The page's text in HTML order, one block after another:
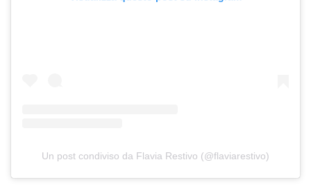
Un post condiviso da Flavia Restivo (@flaviarestivo)